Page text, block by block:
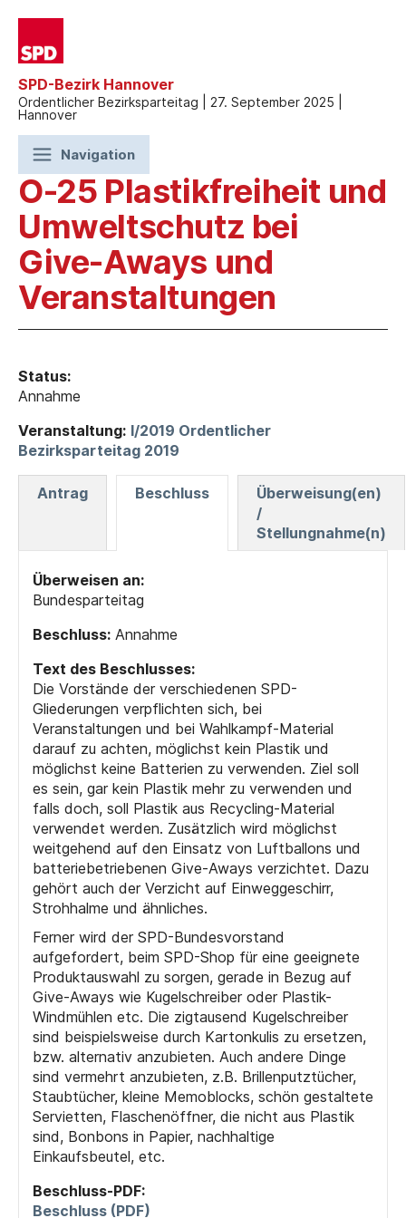
SPD-Bezirk Hannover
Ordentlicher Bezirksparteitag | 27. September 2025 |
Hannover
Navigation
O-25 Plastikfreiheit und
Umweltschutz bei
Give-Aways und
Veranstaltungen
Status:
Annahme
Veranstaltung: I/2019 Ordentlicher
Bezirksparteitag 2019
Antrag Beschluss
Überweisung(en)
/
Stellungnahme(n)
Überweisen an:
Bundesparteitag
Beschluss: Annahme
Text des Beschlusses:
Die Vorstände der verschiedenen SPD-
Gliederungen verpflichten sich, bei
Veranstaltungen und bei Wahlkampf-Material
darauf zu achten, möglichst kein Plastik und
möglichst keine Batterien zu verwenden. Ziel soll
es sein, gar kein Plastik mehr zu verwenden und
falls doch, soll Plastik aus Recycling-Material
verwendet werden. Zusätzlich wird möglichst
weitgehend auf den Einsatz von Luftballons und
batteriebetriebenen Give-Aways verzichtet. Dazu
gehört auch der Verzicht auf Einweggeschirr,
Strohhalme und ähnliches.
Ferner wird der SPD-Bundesvorstand
aufgefordert, beim SPD-Shop für eine geeignete
Produktauswahl zu sorgen, gerade in Bezug auf
Give-Aways wie Kugelschreiber oder Plastik-
Windmühlen etc. Die zigtausend Kugelschreiber
sind beispielsweise durch Kartonkulis zu ersetzen,
bzw. alternativ anzubieten. Auch andere Dinge
sind vermehrt anzubieten, z.B. Brillenputztücher,
Staubtücher, kleine Memoblocks, schön gestaltete
Servietten, Flaschenöffner, die nicht aus Plastik
sind, Bonbons in Papier, nachhaltige
Einkaufsbeutel, etc.
Beschluss-PDF:
Beschluss (PDF)